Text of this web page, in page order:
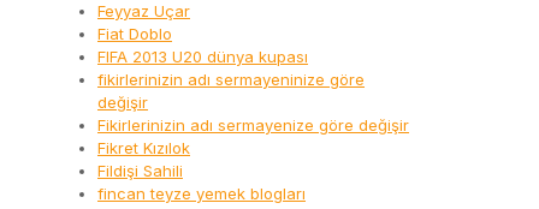
Feyyaz Uçar
Fiat Doblo
FIFA 2013 U20 dünya kupası
fikirlerinizin adı sermayeninize göre
değişir
Fikirlerinizin adı sermayenize göre değişir
Fikret Kızılok
Fildişi Sahili
fincan teyze yemek blogları